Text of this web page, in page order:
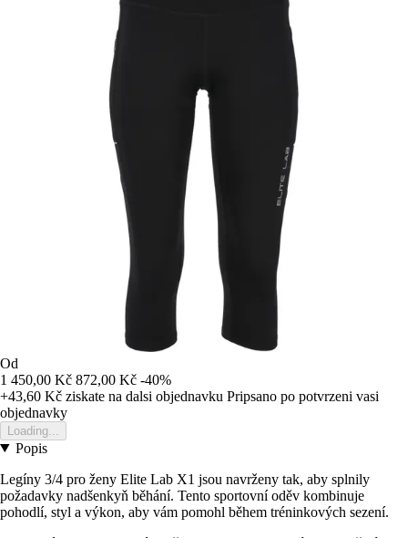
Od
1 450,00 Kč 872,00 Kč -40%
+43,60 Kč ziskate na dalsi objednavku Pripsano po potvrzeni vasi
objednavky
Loading...
Popis
Legíny 3/4 pro ženy Elite Lab X1 jsou navrženy tak, aby splnily
požadavky nadšenkyň běhání. Tento sportovní oděv kombinuje
pohodlí, styl a výkon, aby vám pomohl během tréninkových sezení.